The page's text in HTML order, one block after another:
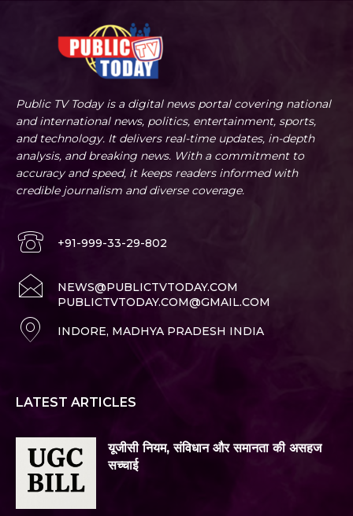
Public TV Today is a digital news portal covering national
and international news, politics, entertainment, sports,
and technology. It delivers real-time updates, in-depth
analysis, and breaking news. With a commitment to
accuracy and speed, it keeps readers informed with
credible journalism and diverse coverage.
+91-999-33-29-802
NEWS@PUBLICTVTODAY.COM
PUBLICTVTODAY.COM@GMAIL.COM
INDORE, MADHYA PRADESH INDIA
LATEST ARTICLES
यूजीसी नियम, संविधान और समानता की असहज
सच्चाई